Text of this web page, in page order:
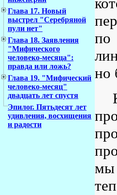
Глава 17. Новый
выстрел "Серебряной
пули нет"
Глава 18. Заявления
"Мифического
человеко-месяца":
правда или ложь?
Глава 19. "Мифический
человеко-месяц"
двадцать лет спустя
Эпилог. Пятьдесят лет
удивления, восхищения
и радости
по
но
мы